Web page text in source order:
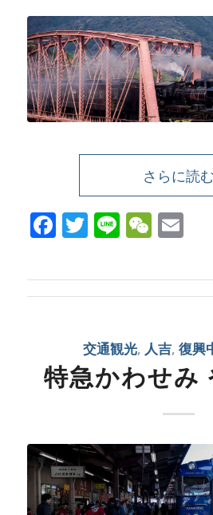
さらに読む
Facebook
Twitter
Line
交通観光, 人吉,復興
特急かわせみ